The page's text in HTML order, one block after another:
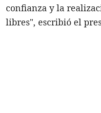
confianza y la
libres", escribió el